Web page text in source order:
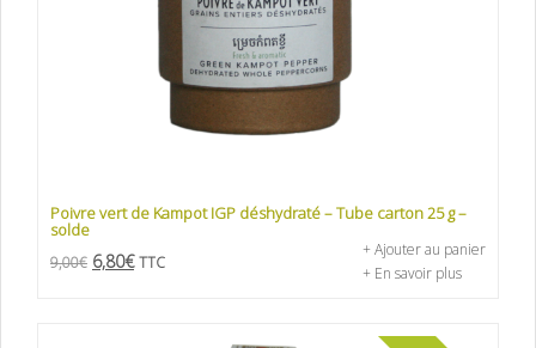
Poivre vert de Kampot IGP déshydraté – Tube carton 25 g –
solde
9,00€ 6,80€ TTC
+ Ajouter au panier
+ En savoir plus